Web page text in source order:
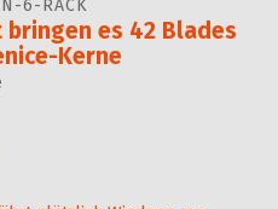
6-RACK
bringen es 42 Blades
Kerne